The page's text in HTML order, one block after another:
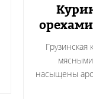
Грузинская
насыщены